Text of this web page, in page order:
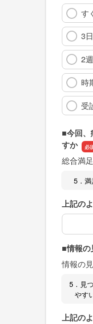
す
3
2
時
受
■今回、
すか
総合満
5．満
上記の
上記の
■情報の
情報の
5．見
やす
上記の